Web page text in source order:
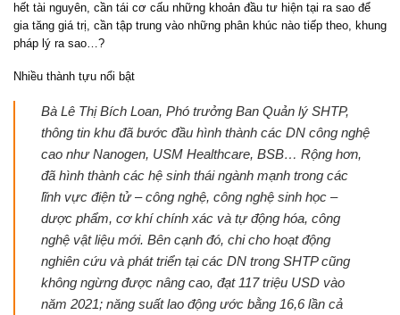
hết tài nguyên, cần tái cơ cấu những khoản đầu tư hiện tại ra sao để
gia tăng giá trị, cần tập trung vào những phân khúc nào tiếp theo, khung
pháp lý ra sao…?
Nhiều thành tựu nổi bật
Bà Lê Thị Bích Loan, Phó trưởng Ban Quản lý SHTP,
thông tin khu đã bước đầu hình thành các DN công nghệ
cao như Nanogen, USM Healthcare, BSB… Rộng hơn,
đã hình thành các hệ sinh thái ngành mạnh trong các
lĩnh vực điện tử – công nghệ, công nghệ sinh học –
dược phẩm, cơ khí chính xác và tự động hóa, công
nghệ vật liệu mới. Bên cạnh đó, chi cho hoạt động
nghiên cứu và phát triển tại các DN trong SHTP cũng
không ngừng được nâng cao, đạt 117 triệu USD vào
năm 2021; năng suất lao động ước bằng 16,6 lần cả